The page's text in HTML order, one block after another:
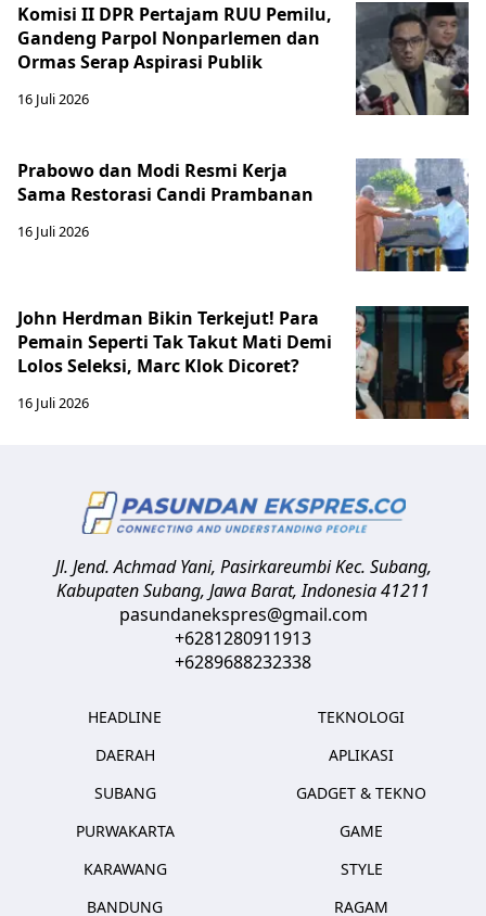
Komisi II DPR Pertajam RUU Pemilu,
Gandeng Parpol Nonparlemen dan
Ormas Serap Aspirasi Publik
16 Juli 2026
Prabowo dan Modi Resmi Kerja
Sama Restorasi Candi Prambanan
16 Juli 2026
John Herdman Bikin Terkejut! Para
Pemain Seperti Tak Takut Mati Demi
Lolos Seleksi, Marc Klok Dicoret?
16 Juli 2026
Jl. Jend. Achmad Yani, Pasirkareumbi Kec. Subang,
Kabupaten Subang, Jawa Barat,Indonesia41211
pasundanekspres@gmail.com
+6281280911913
+6289688232338
HEADLINE
DAERAH
SUBANG
PURWAKARTA
KARAWANG
BANDUNG
TEKNOLOGI
APLIKASI
GADGET & TEKNO
GAME
STYLE
RAGAM